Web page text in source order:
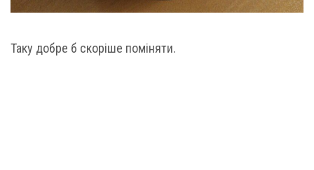
Таку добре б скоріше поміняти.